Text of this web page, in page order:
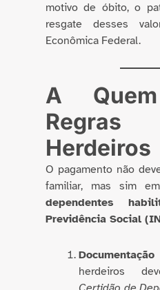
motivo de óbito, o
resgate desses
Econômica Federal.
A
Herdeiros
O pagamento não
familiar, mas sim
dependentes
Previdência Social
herdeiros